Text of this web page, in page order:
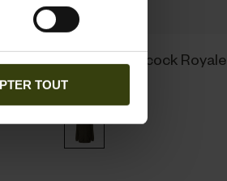
TOUT
Veste Woodcock Royale
249.95 EUR